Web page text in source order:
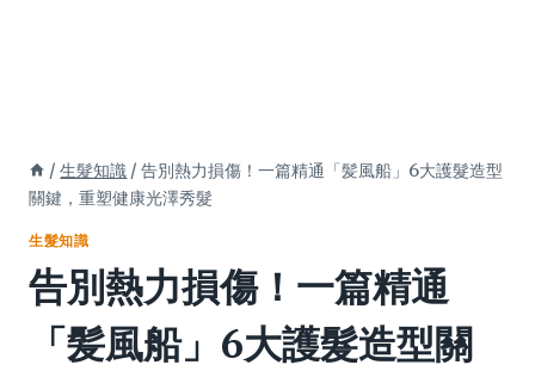
/ 生髮知識 / 告別熱力損傷！一篇精通「髪風船」6大護髮造型
關鍵，重塑健康光澤秀髮
生髮知識
告別熱力損傷！一篇精通
「髪風船」6大護髮造型關